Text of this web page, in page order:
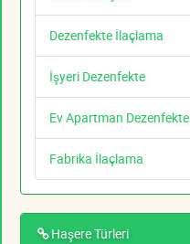
Dezenfekte İlaçlama
İşyeri Dezenfekte
Ev Apartman Dezenfekte
Fabrika İlaçlama
Haşere Türleri